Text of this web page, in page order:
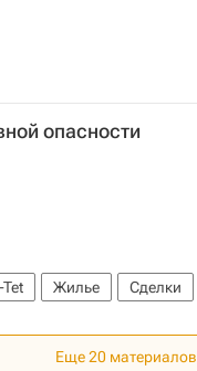
опасности
Жилье Сделки
Еще 20 материалов